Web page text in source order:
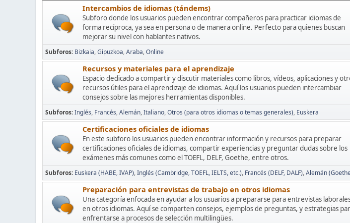
Intercambios de idiomas (tándems)
Subforo donde los usuarios pueden encontrar compañeros para practicar idiomas de
forma recíproca, ya sea en persona o de manera online. Perfecto para quienes buscan
mejorar su nivel con hablantes nativos.
Subforos Bizkaia Gipuzkoa Araba Online
Recursos y materiales para el aprendizaje
Espacio dedicado a compartir y discutir materiales como libros, vídeos, aplicaciones y
recursos útiles para el aprendizaje de idiomas. Aquí los usuarios pueden intercambiar
consejos sobre las mejores herramientas disponibles.
Subforos Inglés Francés Alemán Italiano Otros (para otros idiomas o temas generales) Euskera
Certificaciones oficiales de idiomas
En este subforo los usuarios pueden encontrar información y recursos para preparar
certificaciones oficiales de idiomas, compartir experiencias y preguntar dudas sobre los
exámenes más comunes como el TOEFL, DELF, Goethe, entre otros.
Subforos Euskera (HABE, IVAP) Inglés (Cambridge, TOEFL, IELTS, etc.) Francés (DELF, DALF) Alemán
Preparación para entrevistas de trabajo en otros idiomas
Una categoría enfocada en ayudar a los usuarios a prepararse para entrevistas
en otros idiomas. Aquí se comparten consejos, ejemplos de preguntas, y estrategias
enfrentarse a procesos de selección multilingües.